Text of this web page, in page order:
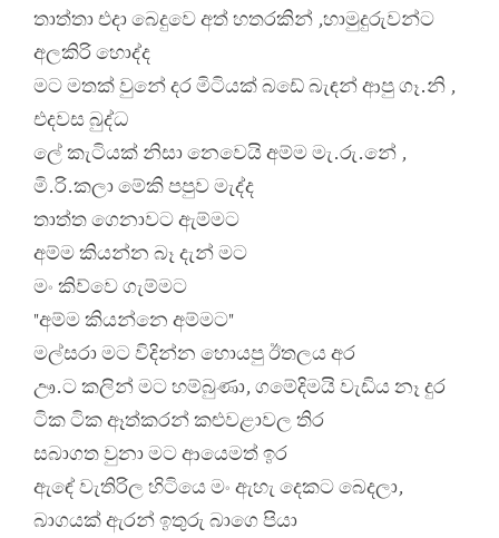
තාත්තා එදා බෙදුවෙ අත් හතරකින් ,හාමුදුරුවන්ට
අලකිරි හොද්ද
මට මතක් වුනේ දර මිටියක් බඩේ බැඳන් ආපු ගෑ.නි ,
එදවස බුද්ධ
ලේ කැටියක් නිසා නෙවෙයි අම්ම මැ.රු.නේ ,
මි.රි.කලා මේකි පපුව මැද්ද
තාත්ත ගෙනාවට ඇම්මට
අම්ම කියන්න බෑ දැන් මට
මං කිව්වෙ ගැම්මට
"අම්ම කියන්නෙ අම්මට"
මල්සරා මට විදින්න හොයපු ඊතලය අර
ඌ.ට කලින් මට හම්බුණා, ගමේදිමයි වැඩිය නෑ දුර
ටික ටික ඈත්කරන් කළුවළාවල තිර
සබාගත වුනා මට ආයෙමත් ඉර
ඇඳේ වැතිරිල හිටියෙ මං ඇහැ දෙකට බෙදලා,
බාගයක් ඇරන් ඉතුරු බාගෙ පියා